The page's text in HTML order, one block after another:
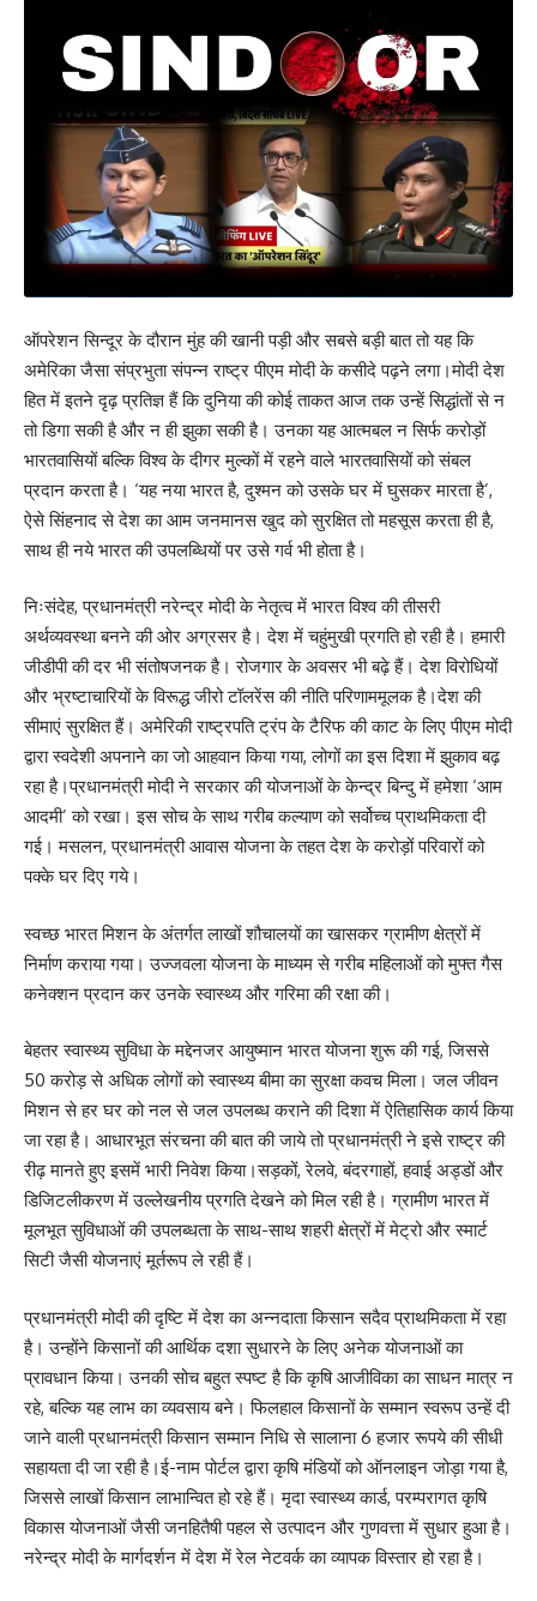
ऑपरेशन सिन्दूर के दौरान मुंह की खानी पड़ी और सबसे बड़ी बात तो यह कि
अमेरिका जैसा संप्रभुता संपन्न राष्ट्र पीएम मोदी के कसीदे पढ़ने लगा।मोदी देश
हित में इतने दृढ़ प्रतिज्ञ हैं कि दुनिया की कोई ताकत आज तक उन्हें सिद्धांतों से न
तो डिगा सकी है और न ही झुका सकी है। उनका यह आत्मबल न सिर्फ करोड़ों
भारतवासियों बल्कि विश्व के दीगर मुल्कों में रहने वाले भारतवासियों को संबल
प्रदान करता है। ‘यह नया भारत है, दुश्मन को उसके घर में घुसकर मारता है’,
ऐसे सिंहनाद से देश का आम जनमानस खुद को सुरक्षित तो महसूस करता ही है,
साथ ही नये भारत की उपलब्धियों पर उसे गर्व भी होता है।
निःसंदेह, प्रधानमंत्री नरेन्द्र मोदी के नेतृत्व में भारत विश्व की तीसरी
अर्थव्यवस्था बनने की ओर अग्रसर है। देश में चहुंमुखी प्रगति हो रही है। हमारी
जीडीपी की दर भी संतोषजनक है। रोजगार के अवसर भी बढ़े हैं। देश विरोधियों
और भ्रष्टाचारियों के विरूद्ध जीरो टॉलरेंस की नीति परिणाममूलक है।देश की
सीमाएं सुरक्षित हैं। अमेरिकी राष्ट्रपति ट्रंप के टैरिफ की काट के लिए पीएम मोदी
द्वारा स्वदेशी अपनाने का जो आहवान किया गया, लोगों का इस दिशा में झुकाव बढ़
रहा है।प्रधानमंत्री मोदी ने सरकार की योजनाओं के केन्द्र बिन्दु में हमेशा ‘आम
आदमी’ को रखा। इस सोच के साथ गरीब कल्याण को सर्वोच्च प्राथमिकता दी
गई। मसलन, प्रधानमंत्री आवास योजना के तहत देश के करोड़ों परिवारों को
पक्के घर दिए गये।
स्वच्छ भारत मिशन के अंतर्गत लाखों शौचालयों का खासकर ग्रामीण क्षेत्रों में
निर्माण कराया गया। उज्जवला योजना के माध्यम से गरीब महिलाओं को मुफ्त गैस
कनेक्शन प्रदान कर उनके स्वास्थ्य और गरिमा की रक्षा की।
बेहतर स्वास्थ्य सुविधा के मद्देनजर आयुष्मान भारत योजना शुरू की गई, जिससे
50 करोड़ से अधिक लोगों को स्वास्थ्य बीमा का सुरक्षा कवच मिला। जल जीवन
मिशन से हर घर को नल से जल उपलब्ध कराने की दिशा में ऐतिहासिक कार्य किया
जा रहा है। आधारभूत संरचना की बात की जाये तो प्रधानमंत्री ने इसे राष्ट्र की
रीढ़ मानते हुए इसमें भारी निवेश किया।सड़कों, रेलवे, बंदरगाहों, हवाई अड्डों और
डिजिटलीकरण में उल्लेखनीय प्रगति देखने को मिल रही है। ग्रामीण भारत में
मूलभूत सुविधाओं की उपलब्धता के साथ-साथ शहरी क्षेत्रों में मेट्रो और स्मार्ट
सिटी जैसी योजनाएं मूर्तरूप ले रही हैं।
प्रधानमंत्री मोदी की दृष्टि में देश का अन्नदाता किसान सदैव प्राथमिकता में रहा
है। उन्होंने किसानों की आर्थिक दशा सुधारने के लिए अनेक योजनाओं का
प्रावधान किया। उनकी सोच बहुत स्पष्ट है कि कृषि आजीविका का साधन मात्र न
रहे, बल्कि यह लाभ का व्यवसाय बने। फिलहाल किसानों के सम्मान स्वरूप उन्हें दी
जाने वाली प्रधानमंत्री किसान सम्मान निधि से सालाना 6 हजार रूपये की सीधी
सहायता दी जा रही है।ई-नाम पोर्टल द्वारा कृषि मंडियों को ऑनलाइन जोड़ा गया है,
जिससे लाखों किसान लाभान्वित हो रहे हैं। मृदा स्वास्थ्य कार्ड, परम्परागत कृषि
विकास योजनाओं जैसी जनहितैषी पहल से उत्पादन और गुणवत्ता में सुधार हुआ है।
नरेन्द्र मोदी के मार्गदर्शन में देश में रेल नेटवर्क का व्यापक विस्तार हो रहा है।